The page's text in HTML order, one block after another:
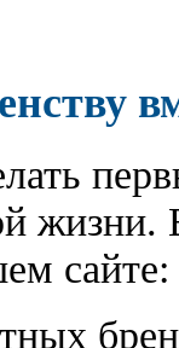
жизни.
сайте: